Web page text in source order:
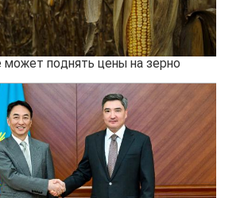
может поднять цены на зерно